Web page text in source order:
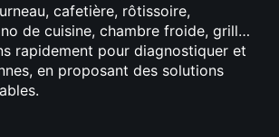
cafetière, rôtissoire,
de cuisine, chambre froide, grill…
rapidement pour diagnostiquer et
en proposant des solutions